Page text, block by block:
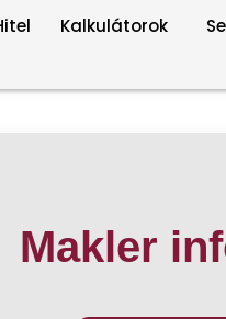
Kalkulátorok
Makler